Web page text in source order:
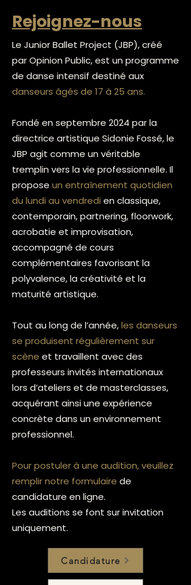
Rejoignez-nous
Le Junior Ballet Project (JBP), créé
par Opinion Public, est un programme
de danse intensif destiné aux
danseurs âgés de 17 à 25 ans.
Fondé en septembre 2024 par la
directrice artistique Sidonie Fossé, le
JBP agit comme un véritable
tremplin vers la vie professionnelle. Il
propose un entraînement quotidien
du lundi au vendredi en classique,
contemporain, partnering, floorwork,
acrobatie et improvisation,
accompagné de cours
complémentaires favorisant la
polyvalence, la créativité et la
maturité artistique.
Tout au long de l’année,les danseurs
se produisent régulièrement sur
scène et travaillent avec des
professeurs invités internationaux
lors d’ateliers et de masterclasses,
acquérant ainsi une expérience
concrète dans un environnement
professionnel.
Pour postuler à une audition, veuillez
remplir notre formulaire de
candidature en ligne.
Les auditions se font sur invitation
uniquement.
Candidature